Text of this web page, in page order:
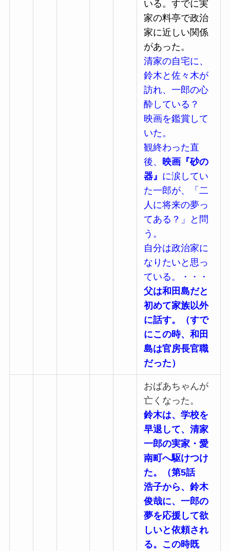
いる。すでに実
家の料亭で政治
家に近しい関係
があった。
清家の自宅に、
鈴木と佐々木が
訪れ、一郎の心
酔している？
映画を鑑賞して
いた。
観終わった直
後、
映画『砂の
器』 に涙してい
た一郎が、「二
人に将来の夢っ
てある？」と問
う。
自分は政治家に
なりたいと思っ
ている。・・・
父は和田島だと
初めて家族以外
に話す。
（すで
にこの時、和田
島は官房長官職
だった）
おばあちゃんが
亡くなった。
鈴木は、学校を
早退して、清家
一郎の実家・愛
南町へ駆けつけ
た。（第5話
浩子から、鈴木
俊哉に、一郎の
夢を応援して欲
しいと依頼され
る。この時既